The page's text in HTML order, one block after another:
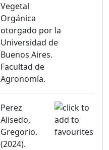
Vegetal
Orgánica
otorgado por la
Universidad de
Buenos Aires.
Facultad de
Agronomía.
Perez
Alisedo,
Gregorio.
(2024).